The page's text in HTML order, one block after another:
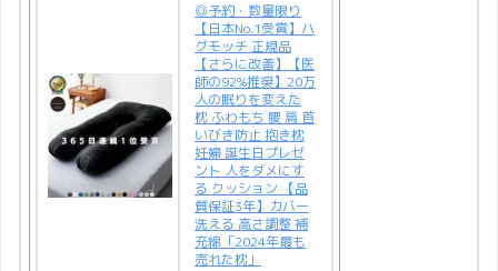
◎予約・数量限り
【日本No.1受賞】ハ
グモッチ 正規品
【さらに改善】【医
師の92%推奨】20万
人の眠りを変えた
枕 ふわもち 腰 肩 首
いびき防止 抱き枕
妊婦 誕生日プレゼ
ント 人をダメにす
る クッション 【品
質保証3年】カバー
洗える 高さ調整 補
充綿「2024年最も
売れた枕」